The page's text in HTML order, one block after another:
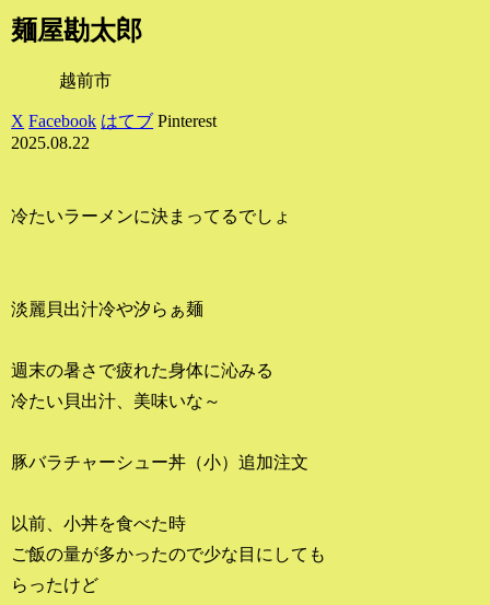
麺屋勘太郎
越前市
X Facebook はてブ Pinterest
2025.08.22
冷たいラーメンに決まってるでしょ
淡麗貝出汁冷や汐らぁ麺
週末の暑さで疲れた身体に沁みる
冷たい貝出汁、美味いな～
豚バラチャーシュー丼（小）追加注文
以前、小丼を食べた時
ご飯の量が多かったので少な目にしても
らったけど